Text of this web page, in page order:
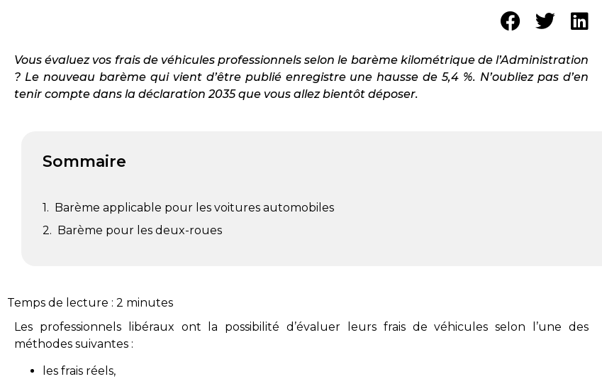
Vous évaluez vos frais de véhicules professionnels selon le barème kilométrique de l’Administration
? Le nouveau barème qui vient d’être publié enregistre une hausse de 5,4 %. N’oubliez pas d’en
tenir compte dans la déclaration 2035 que vous allez bientôt déposer.
Sommaire
Barème applicable pour les voitures automobiles
Barème pour les deux-roues
Temps de lecture : 2 minutes
Les professionnels libéraux ont la possibilité d’évaluer leurs frais de véhicules selon l’une des
méthodes suivantes :
les frais réels,